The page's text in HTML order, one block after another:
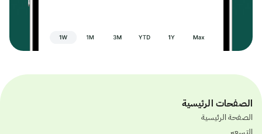
الصفحات الرئيسية
الصفحة الرئيسية